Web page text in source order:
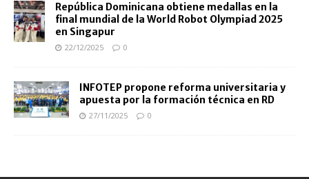
República Dominicana obtiene medallas en la
final mundial de la World Robot Olympiad 2025
en Singapur
22/12/2025 0
INFOTEP propone reforma universitaria y
apuesta por la formación técnica en RD
27/11/2025 0